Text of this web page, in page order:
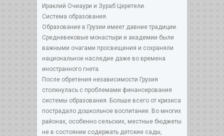
Ираклий Очиаури и Зураб Церетели.
Система образования.
Образование в Грузии имеет давние традиции.
Средневековые монастыри и академии были
важными очагами просвещения и сохраняли
национальное наследие даже во времена
иностранного гнета.
После обретения независимости Грузия
столкнулась с проблемами финансирования
системы образования. Больше всего от кризиса
пострадало дошкольное воспитание. Во многих
районах, особенно сельских, местные бюджеты
не в состоянии содержать детские сады,